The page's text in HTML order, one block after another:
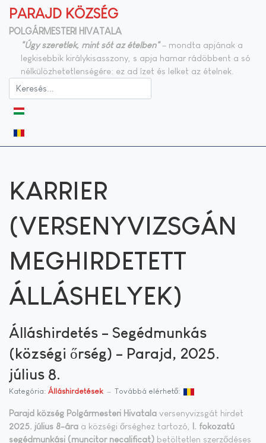
PARAJD KÖZSÉG
POLGÁRMESTERI HIVATALA
"Úgy szeretlek, mint sót az ételben"– mondta apjának a
legkisebbik királykisasszony, s apja hamar rádöbbent a só
nélkülözhetetlenségére: ez ad ízet és lelket az ételnek.
KARRIER
(VERSENYVIZSGÁN
MEGHIRDETETT
ÁLLÁSHELYEK)
Álláshirdetés – Segédmunkás
(községi őrség) – Parajd, 2025.
július 8.
Kategória: Álláshirdetések Továbbá elérhető:
Parajd község Polgármesteri Hivatala versenyvizsgát hirdet
2025. július 8-ára a községi őrséghez tartozó, I. fokozatú
segédmunkási (muncitor necalificat) betöltetlen szerződéses